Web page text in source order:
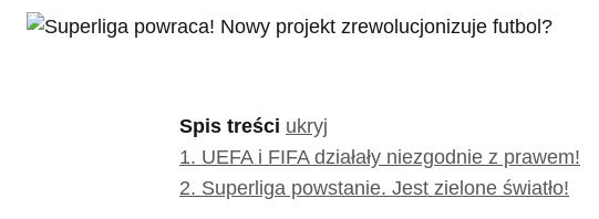
Spis treści ukryj
1. UEFA i FIFA działały niezgodnie z prawem!
2. Superliga powstanie. Jest zielone światło!